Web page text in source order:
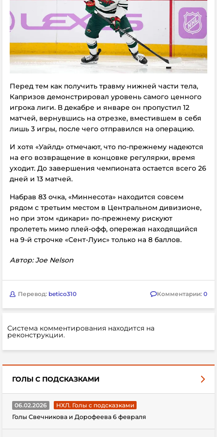
Перед тем как получить травму нижней части тела,
Капризов демонстрировал уровень самого ценного
игрока лиги. В декабре и январе он пропустил 12
матчей, вернувшись на отрезке, вместившем в себя
лишь 3 игры, после чего отправился на операцию.
И хотя «Уайлд» отмечают, что по-прежнему надеются
на его возвращение в концовке регулярки, время
уходит. До завершения чемпионата остается всего 26
дней и 13 матчей.
Набрав 83 очка, «Миннесота» находится совсем
рядом с третьим местом в Центральном дивизионе,
но при этом «дикари» по-прежнему рискуют
пролететь мимо плей-офф, опережая находящийся
на 9-й строчке «Сент-Луис» только на 8 баллов.
Автор: Joe Nelson
Перевод: betico310 Комментарии: 0
Система комментирования находится на
реконструкции.
ГОЛЫ С ПОДСКАЗКАМИ
06.02.2026
НХЛ. Голы с подсказками
Голы Свечникова и Дорофеева 6 февраля